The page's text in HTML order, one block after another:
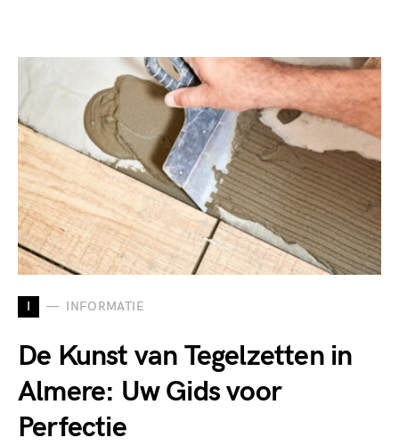
I INFORMATIE
De Kunst van Tegelzetten in
Almere: Uw Gids voor
Perfectie